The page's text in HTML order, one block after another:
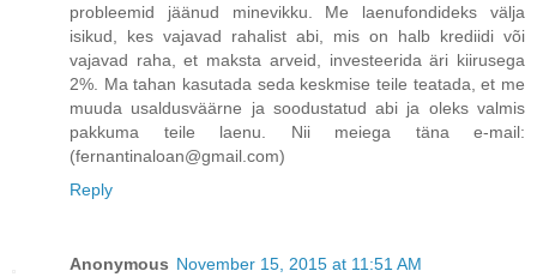
probleemid jäänud minevikku. Me laenufondideks välja
isikud, kes vajavad rahalist abi, mis on halb krediidi või
vajavad raha, et maksta arveid, investeerida äri kiirusega
2%. Ma tahan kasutada seda keskmise teile teatada, et me
muuda usaldusväärne ja soodustatud abi ja oleks valmis
pakkuma teile laenu. Nii meiega täna e-mail:
(fernantinaloan@gmail.com)
Reply
Anonymous November 15, 2015 at 11:51 AM